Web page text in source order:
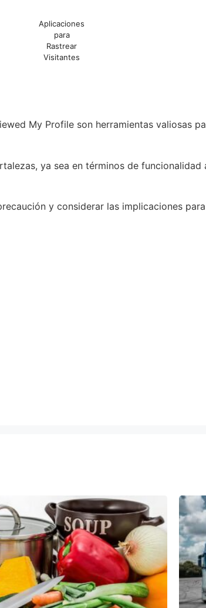
Aplicaciones
para
Rastrear
Visitantes
My Profile son herramientas valiosas
ya sea en términos de
y considerar las implicaciones